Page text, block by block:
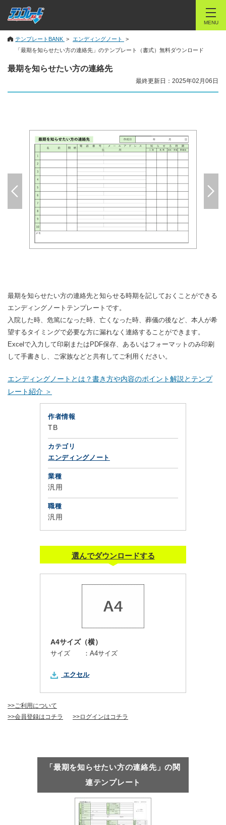
MENU
テンプレートBANK
エンディングノート
「最期を知らせたい方の連絡先」のテンプレート（書式）無料ダウンロード
最期を知らせたい方の連絡先
最終更新日：2025年02月06日
最期を知らせたい方の連絡先と知らせる時期を記しておくことができる
エンディングノートテンプレートです。
入院した時、危篤になった時、亡くなった時、葬儀の後など、本人が希
望するタイミングで必要な方に漏れなく連絡することができます。
Excelで入力して印刷またはPDF保存、あるいはフォーマットのみ印刷
して手書きし、ご家族などと共有してご利用ください。
エンディングノートとは？書き方や内容のポイント解説とテンプ
レート紹介 ＞
作者情報
TB
カテゴリ
エンディングノート
業種
汎用
職種
汎用
選んでダウンロードする
A4サイズ（横）
サイズ ： A4サイズ
エクセル
>>ご利用について
>>会員登録はコチラ
>>ログインはコチラ
「最期を知らせたい方の連絡先」の関
連テンプレート